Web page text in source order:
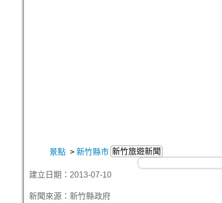
景點 > 新竹縣市 新竹旅遊新聞
建立日期：2013-07-10
新聞來源：新竹縣政府